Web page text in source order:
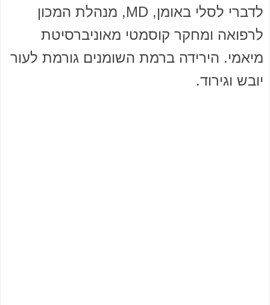
לדברי לסלי באומן, MD, מנהלת המכון
לרפואה ומחקר קוסמטי מאוניברסיטת
מיאמי. הירידה ברמת השומנים גורמת לעור
יובש וגירוד.